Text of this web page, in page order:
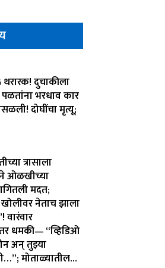
थरारक! दुचाकीला
भरधाव कार
दोघींचा मृत्यू;
त्रासाला
ओळखीच्या
मदत;
नेताच झाला
वारंवार
धमकी— “व्हिडिओ
अन् तुझ्या
मोताळ्यातील...